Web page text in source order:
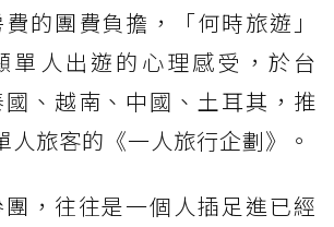
的團費負擔，「何時旅遊」
單人出遊的心理感受，於台
、越南、中國、土耳其，推
人旅客的《一人旅行企劃》。
，往往是一個人插足進已經